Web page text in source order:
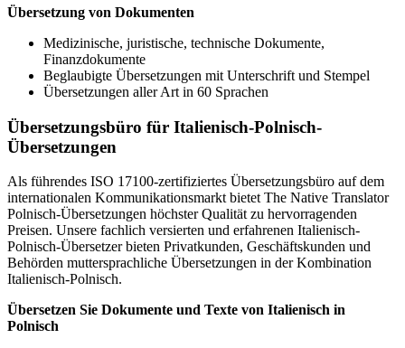
Übersetzung von Dokumenten
Medizinische, juristische, technische Dokumente,
Finanzdokumente
Beglaubigte Übersetzungen mit Unterschrift und Stempel
Übersetzungen aller Art in 60 Sprachen
Übersetzungsbüro für Italienisch-Polnisch-
Übersetzungen
Als führendes ISO 17100-zertifiziertes Übersetzungsbüro auf dem
internationalen Kommunikationsmarkt bietet The Native Translator
Polnisch-Übersetzungen höchster Qualität zu hervorragenden
Preisen. Unsere fachlich versierten und erfahrenen Italienisch-
Polnisch-Übersetzer bieten Privatkunden, Geschäftskunden und
Behörden muttersprachliche Übersetzungen in der Kombination
Italienisch-Polnisch.
Übersetzen Sie Dokumente und Texte von Italienisch in
Polnisch